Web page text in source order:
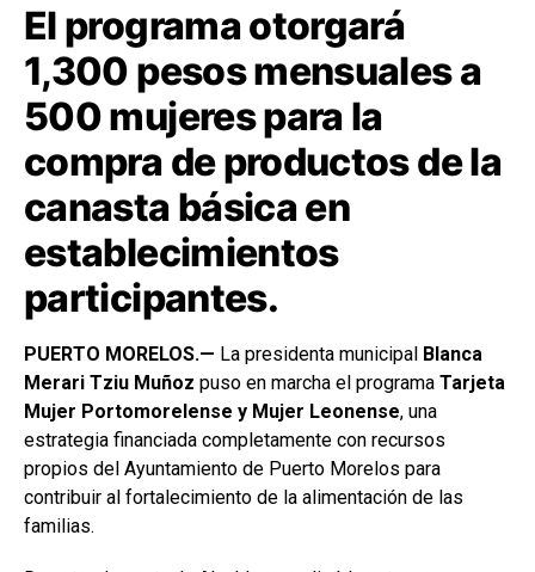
El programa otorgará
1,300 pesos mensuales a
500 mujeres para la
compra de productos de la
canasta básica en
establecimientos
participantes.
PUERTO MORELOS.— La presidenta municipal Blanca
Merari Tziu Muñoz puso en marcha el programa Tarjeta
Mujer Portomorelense y Mujer Leonense, una
estrategia financiada completamente con recursos
propios del Ayuntamiento de Puerto Morelos para
contribuir al fortalecimiento de la alimentación de las
familias.